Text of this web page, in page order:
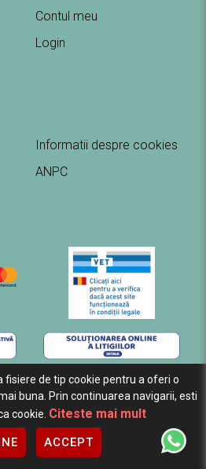
de tip cookie pentru a oferi o
buna. Prin continuarea navigarii, esti
cookie. Citeste mai mult
ACCEPT
Contul meu
Login
Informatii despre cookies
ANPC
Toate drepturile rezervate.
Creare
by ITeXclusiv.ro